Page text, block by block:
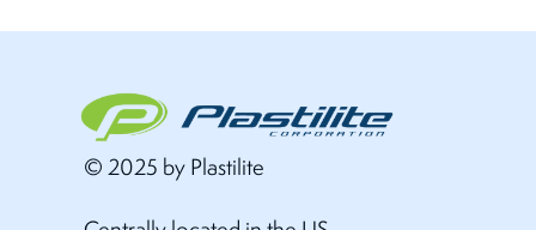
© 2025 by Plastilite